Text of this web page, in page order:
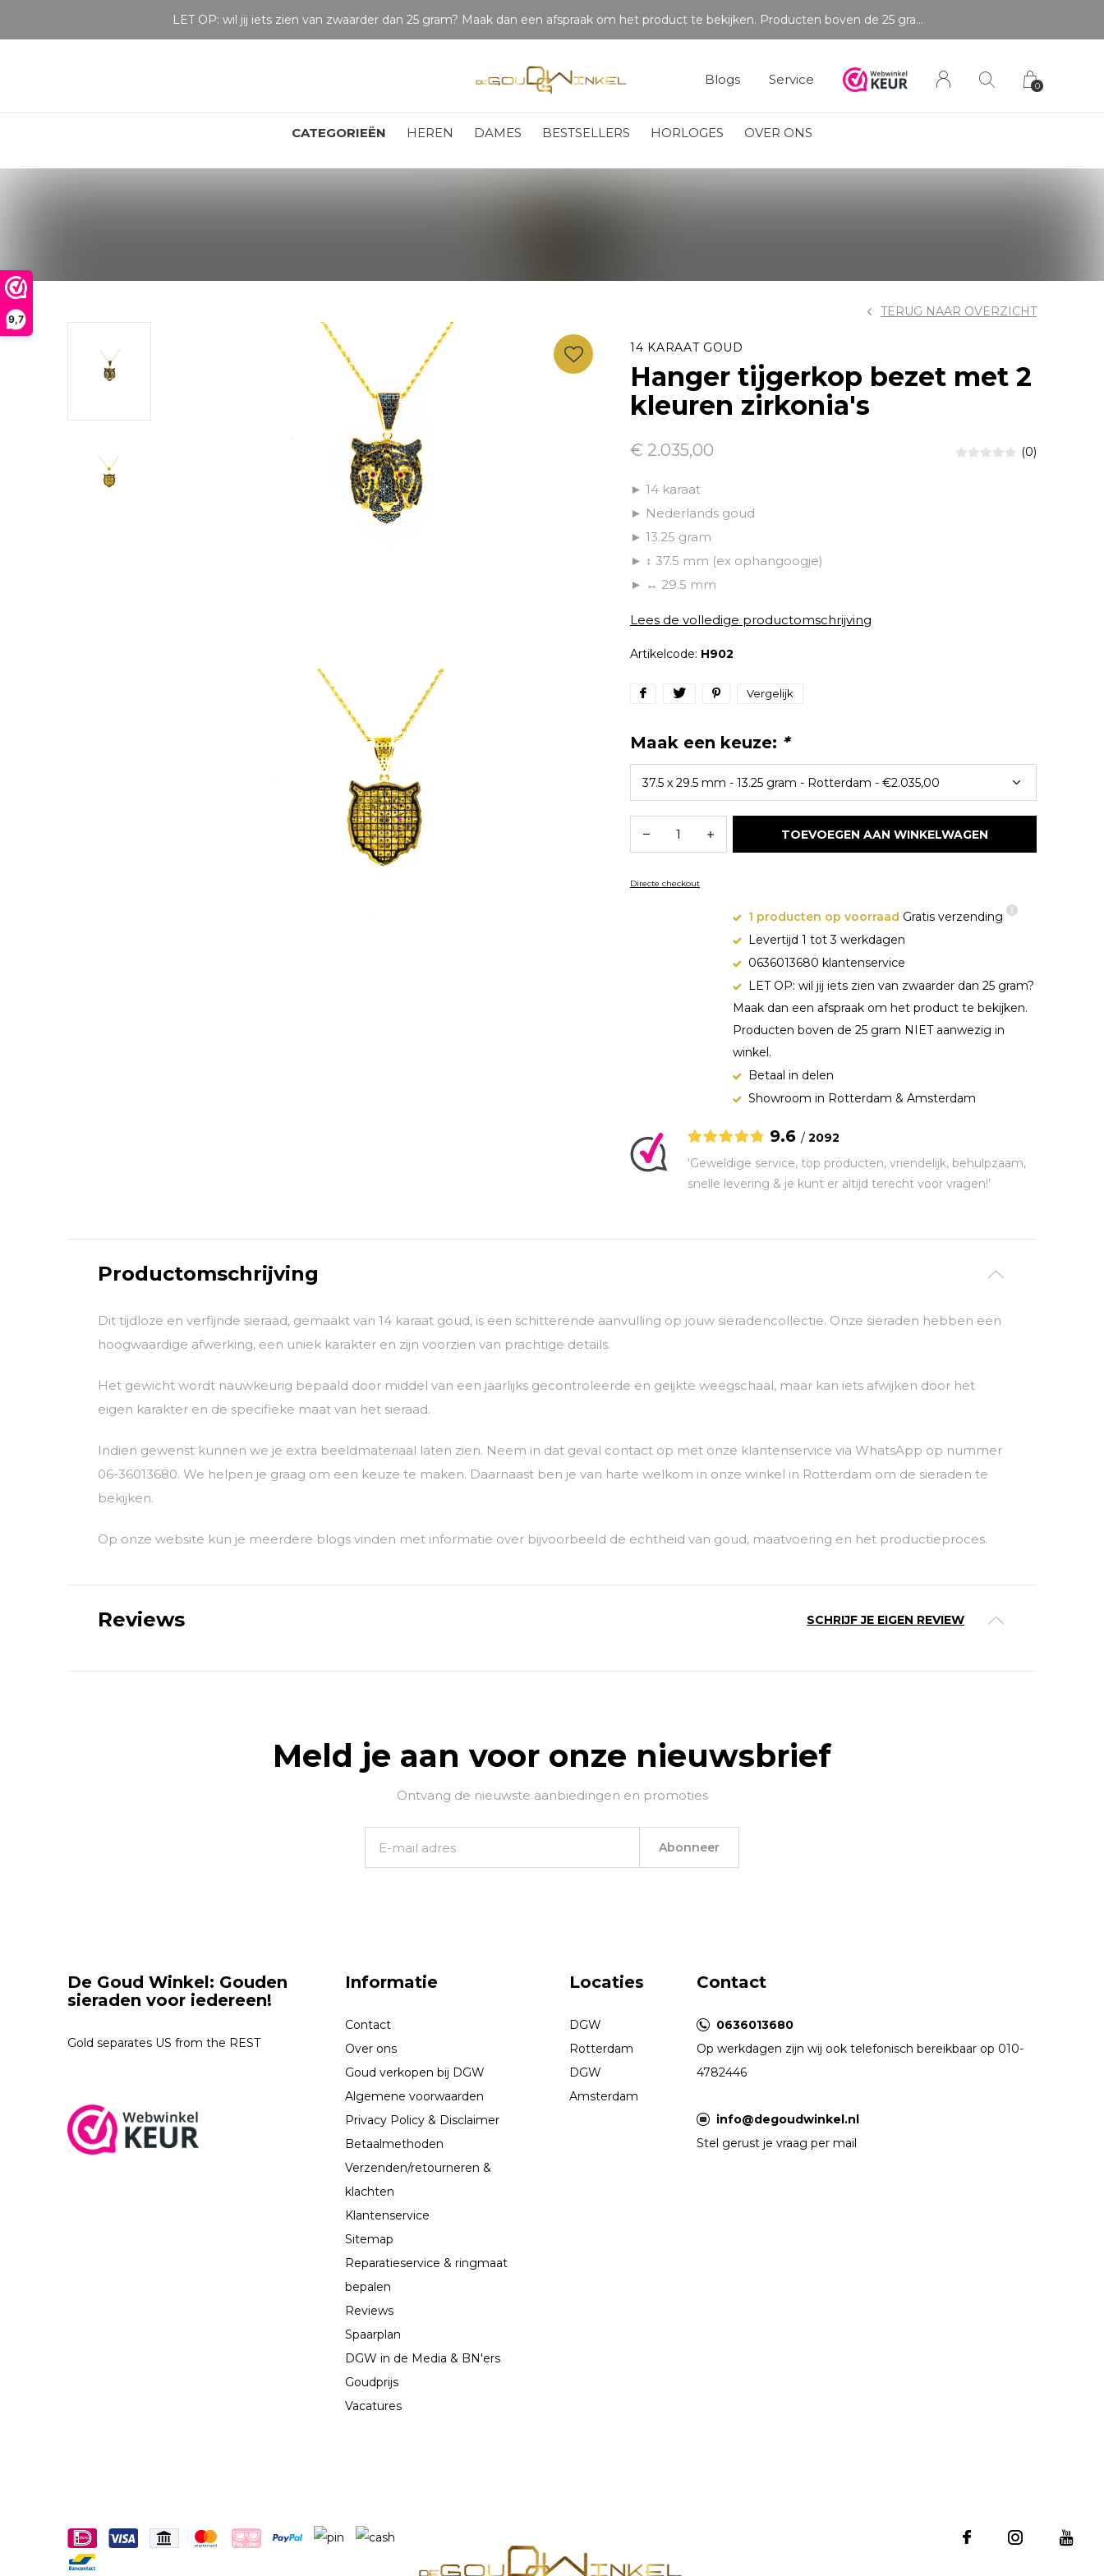
9,7
CATEGORIEËN HEREN DAMES BESTSELLERS HORLOGES OVER ONS
Blogs Service 0
LET OP: wil jij iets zien van zwaarder dan 25 gram? Maak dan een afspraak om het product te bekijken. Producten boven de 25 gram NIET aanwezig in winkel.
14 KARAAT GOUD
Hanger tijgerkop bezet met 2
kleuren zirkonia's
TERUG NAAR OVERZICHT
€ 2.035,00 (0)
► 14 karaat
► Nederlands goud
► 13.25 gram
► ↕ 37.5 mm (ex ophangoogje)
► ↔ 29.5 mm
Lees de volledige productomschrijving
Artikelcode: H902
Vergelijk
Maak een keuze: *
TOEVOEGEN AAN WINKELWAGEN
Directe checkout
1 producten op voorraad Gratis verzending
Levertijd 1 tot 3 werkdagen
0636013680 klantenservice
LET OP: wil jij iets zien van zwaarder dan 25 gram?
Maak dan een afspraak om het product te bekijken.
Producten boven de 25 gram NIET aanwezig in
winkel.
Betaal in delen
Showroom in Rotterdam & Amsterdam
9.6 / 2092
‘Geweldige service, top producten, vriendelijk, behulpzaam,
snelle levering & je kunt er altijd terecht voor vragen!’
Productomschrijving
Dit tijdloze en verfijnde sieraad, gemaakt van 14 karaat goud, is een schitterende aanvulling op jouw sieradencollectie. Onze sieraden hebben een
hoogwaardige afwerking, een uniek karakter en zijn voorzien van prachtige details.
Het gewicht wordt nauwkeurig bepaald door middel van een jaarlijks gecontroleerde en geijkte weegschaal, maar kan iets afwijken door het
eigen karakter en de specifieke maat van het sieraad.
Indien gewenst kunnen we je extra beeldmateriaal laten zien. Neem in dat geval contact op met onze klantenservice via WhatsApp op nummer
06-36013680. We helpen je graag om een keuze te maken. Daarnaast ben je van harte welkom in onze winkel in Rotterdam om de sieraden te
bekijken.
Op onze website kun je meerdere blogs vinden met informatie over bijvoorbeeld de echtheid van goud, maatvoering en het productieproces.
Reviews SCHRIJF JE EIGEN REVIEW
Meld je aan voor onze nieuwsbrief
Ontvang de nieuwste aanbiedingen en promoties
Abonneer
De Goud Winkel: Gouden
sieraden voor iedereen!
Gold separates US from the REST
Informatie
Contact
Over ons
Goud verkopen bij DGW
Algemene voorwaarden
Privacy Policy & Disclaimer
Betaalmethoden
Verzenden/retourneren &
klachten
Klantenservice
Sitemap
Reparatieservice & ringmaat
bepalen
Reviews
Spaarplan
DGW in de Media & BN'ers
Goudprijs
Vacatures
Locaties
DGW
Rotterdam
DGW
Amsterdam
Contact
0636013680
Op werkdagen zijn wij ook telefonisch bereikbaar op 010-
4782446
info@degoudwinkel.nl
Stel gerust je vraag per mail